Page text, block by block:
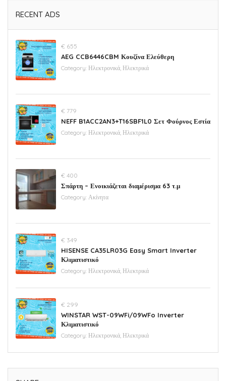
RECENT ADS
€ 655
AEG CCB6446CBM Κουζίνα Ελεύθερη
Category: Ηλεκτρονικά, Ηλεκτρικά
€ 779
NEFF B1ACC2AN3+T16SBF1L0 Σετ Φούρνος Εστία
Category: Ηλεκτρονικά, Ηλεκτρικά
€ 400
Σπάρτη – Ενοικιάζεται διαμέρισμα 63 τ.μ
Category: Ακίνητα
€ 349
HISENSE CA35LR03G Easy Smart Inverter
Κλιματιστικό
Category: Ηλεκτρονικά, Ηλεκτρικά
€ 299
WINSTAR WST-09WFi/09WFo Inverter
Κλιματιστικό
Category: Ηλεκτρονικά, Ηλεκτρικά